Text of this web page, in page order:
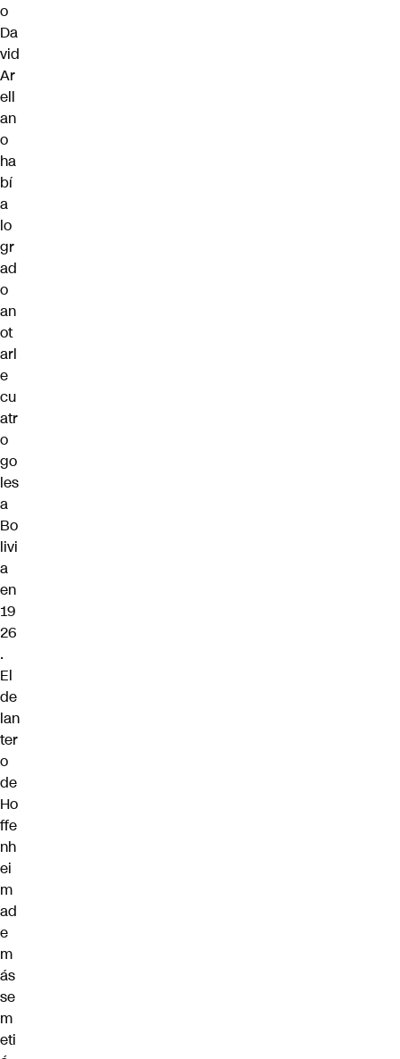
o
Da
vid
Ar
ell
an
o
ha
bí
a
lo
gr
ad
o
an
ot
arl
e
cu
atr
o
go
les
a
Bo
livi
a
en
19
26
.
El
de
lan
ter
o
de
Ho
ffe
nh
ei
m
ad
e
m
ás
se
m
eti